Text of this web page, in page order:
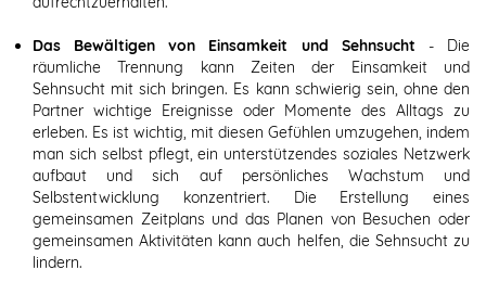
Das Bewältigen von Einsamkeit und Sehnsucht - Die
räumliche Trennung kann Zeiten der Einsamkeit und
Sehnsucht mit sich bringen. Es kann schwierig sein, ohne den
Partner wichtige Ereignisse oder Momente des Alltags zu
erleben. Es ist wichtig, mit diesen Gefühlen umzugehen, indem
man sich selbst pflegt, ein unterstützendes soziales Netzwerk
aufbaut und sich auf persönliches Wachstum und
Selbstentwicklung konzentriert. Die Erstellung eines
gemeinsamen Zeitplans und das Planen von Besuchen oder
gemeinsamen Aktivitäten kann auch helfen, die Sehnsucht zu
lindern.